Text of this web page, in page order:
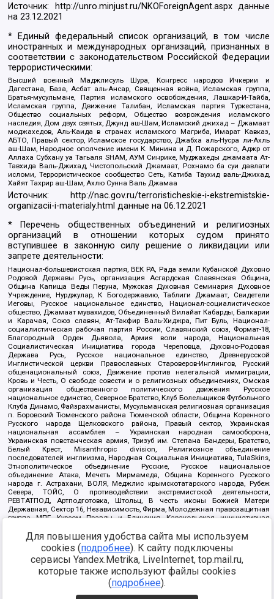
Источник: http://unro.minjust.ru/NKOForeignAgent.aspxданные
на23.12.2021
* Единый федеральный список организаций, в том числе
иностранных и международных организаций, признанных в
соответствии с законодательством Российской Федерации
террористическими:
Высший военный Маджлисуль Шура, Конгресс народов Ичкерии и
Дагестана, База, Асбат аль-Ансар, Священная война, Исламская группа,
Братья-мусульмане, Партия исламского освобождения, Лашкар-И-Тайба,
Исламская группа, Движение Талибан, Исламская партия Туркестана,
Общество социальных реформ, Общество возрождения исламского
наследия, Дом двух святых, Джунд аш-Шам, Исламский джихад – Джамаат
моджахедов, Аль-Каида в странах исламского Магриба, Имарат Кавказ,
АБТО, Правый сектор, Исламское государство, Джабха аль-Нусра ли-Ахль
аш-Шам, Народное ополчение имени К. Минина и Д. Пожарского, Аджр от
Аллаха Субхану уа Тагьаля SHAM, АУМ Синрике, Муджахеды джамаата Ат-
Тавхида Валь-Джихад, Чистопольский Джамаат, Рохнамо ба суи давлати
исломи, Террористическое сообщество Сеть, Катиба Таухид валь-Джихад,
Хайят Тахрир аш-Шам, Ахлю Сунна Валь Джамаа
Источник:
http://nac.gov.ru/terroristicheskie-i-ekstremistskie-
organizacii-i-materialy.html данные на06.12.2021
* Перечень общественных объединений и религиозных
организаций в отношении которых судом принято
вступившее в законную силу решение о ликвидации или
запрете деятельности:
Национал-большевистская партия, ВЕК РА, Рада земли Кубанской Духовно
Родовой Державы Русь, организация Асгардская Славянская Община,
Община Капища Веды Перуна, Мужская Духовная Семинария Духовное
Учреждение, Нурджулар, К Богодержавию, Таблиги Джамаат, Свидетели
Иеговы, Русское национальное единство, Национал-социалистическое
общество, Джамаат мувахидов, Объединенный Вилайат Кабарды, Балкарии
и Карачая, Союз славян, Ат-Такфир Валь-Хиджра, Пит Буль, Национал-
социалистическая рабочая партия России, Славянский союз, Формат-18,
Благородный Орден Дьявола, Армия воли народа, Национальная
Социалистическая Инициатива города Череповца, Духовно-Родовая
Держава Русь, Русское национальное единство, Древнерусской
Инглистической церкви Православных Староверов-Инглингов, Русский
общенациональный союз, Движение против нелегальной иммиграции,
Кровь и Честь, О свободе совести и о религиозных объединениях, Омская
организация общественного политического движения Русское
национальное единство, Северное Братство, Клуб Болельщиков Футбольного
Клуба Динамо, Файзрахманисты, Мусульманская религиозная организация
п. Боровский Тюменского района Тюменской области, Община Коренного
Русского народа Щелковского района, Правый сектор, Украинская
национальная ассамблея – Украинская народная самооборона,
Украинская повстанческая армия, Тризуб им. Степана Бандеры, Братство,
Белый Крест, Misanthropic division, Религиозное объединение
последователей инглиизма, Народная Социальная Инициатива, TulaSkins,
Этнополитическое объединение Русские, Русское национальное
объединение Атака, Мечеть Мирмамеда, Община Коренного Русского
народа г. Астрахани, ВОЛЯ, Меджлис крымскотатарского народа, Рубеж
Севера, ТОЙС, О противодействии экстремистской деятельности,
РЕВТАТПОД, Артподготовка, Штольц, В честь иконы Божией Матери
Державная, Сектор 16, Независимость, Фирма, Молодежная правозащитная
группа МПГ, Курсом Правды и Единения, Каракольская инициативная
Благотворительный пансионат Ак Умут, Русская республика Русь,
Арестантское уголовное единство, Башкорт, Нация и свобода, W.H.С., Фалунь
Дафа, Иртыш Ultras, Русский Патриотический клуб-Новокузнецк/РПК,
Сибирский державный союз, Фонд борьбы с коррупцией, Фонд защиты прав
граждан, Штабы Навального, Совет граждан СССР Прикубанского округа г.
https://minjust.gov.ru/ru/documents/7822/
Для повышения удобства сайта мы используем
cookies (подробнее). К сайту подключены
сервисы Yandex.Metrika, LiveInternet, top.mail.ru,
которые также используют файлы cookies
(подробнее).